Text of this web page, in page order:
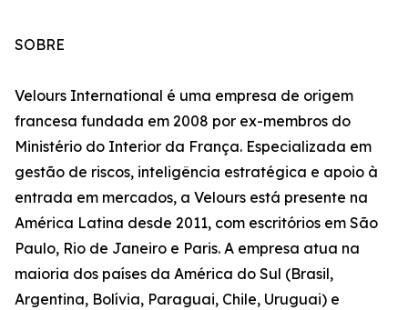
SOBRE
Velours International é uma empresa de origem
francesa fundada em 2008 por ex-membros do
Ministério do Interior da França. Especializada em
gestão de riscos, inteligência estratégica e apoio à
entrada em mercados, a Velours está presente na
América Latina desde 2011, com escritórios em São
Paulo, Rio de Janeiro e Paris. A empresa atua na
maioria dos países da América do Sul (Brasil,
Argentina, Bolívia, Paraguai, Chile, Uruguai) e